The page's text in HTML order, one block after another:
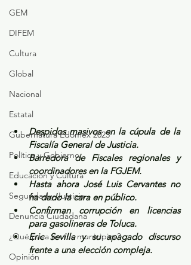
GEM
DIFEM
Cultura
Global
Nacional
Estatal
Gubernatura Edoméx 2023
Política y Gobierno
Educación y Cultura
Seguridad y Justicia
Denuncia Ciudadana
¿Qué pasa en tus municipios?
Opinión
Despidos masivos en la cúpula de la
Fiscalía General de Justicia.
Barredora de Fiscales regionales y
coordinadores en la FGJEM.
Hasta ahora José Luis Cervantes no
ha dado la cara en público.
Confirman corrupción en licencias
para gasolineras de Toluca.
Eric Sevilla y su apagado discurso
frente a una elección compleja.